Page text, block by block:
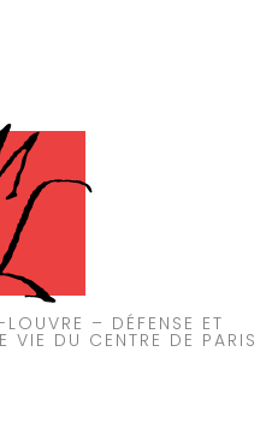
– DÉFENSE ET
VIE DU CENTRE DE PARIS